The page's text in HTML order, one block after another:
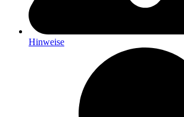
Hinweise